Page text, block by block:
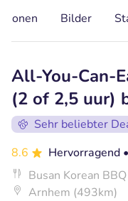
Bilder
All-You-Can-
(2 of 2,5 uur)
Sehr beliebter
8.6
Hervorragend
Busan Korean BBQ
Arnhem (493km)